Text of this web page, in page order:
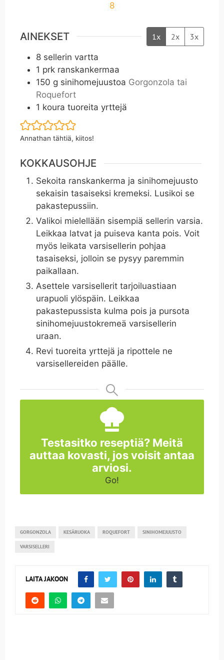
8
AINEKSET 1x 2x 3x
8 sellerin vartta
1 prk ranskankermaa
150 g sinihomejuustoa Gorgonzola tai
Roquefort
1 koura tuoreita yrttejä
Annathan tähtiä, kiitos!
KOKKAUSOHJE
Sekoita ranskankerma ja sinihomejuusto
sekaisin tasaiseksi kremeksi. Lusikoi se
pakastepussiin.
Valikoi mielellään sisempiä sellerin varsia.
Leikkaa latvat ja puiseva kanta pois. Voit
myös leikata varsisellerin pohjaa
tasaiseksi, jolloin se pysyy paremmin
paikallaan.
Asettele varsisellerit tarjoiluastiaan
urapuoli ylöspäin. Leikkaa
pakastepussista kulma pois ja pursota
sinihomejuustokremeä varsisellerin
uraan.
Revi tuoreita yrttejä ja ripottele ne
varsisellereiden päälle.
Testasitko reseptiä? Meitä
auttaa kovasti, jos voisit antaa
arviosi.
Go!
GORGONZOLA KESÄRUOKA ROQUEFORT SINIHOMEJUUSTO
VARSISELLERI
LAITA JAKOON